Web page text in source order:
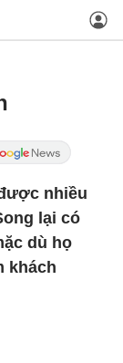
nhiều
lại có
dù họ
khách